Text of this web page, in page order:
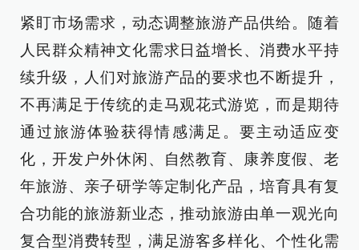
紧盯市场需求，动态调整旅游产品供给。随着
人民群众精神文化需求日益增长、消费水平持
续升级，人们对旅游产品的要求也不断提升，
不再满足于传统的走马观花式游览，而是期待
通过旅游体验获得情感满足。要主动适应变
化，开发户外休闲、自然教育、康养度假、老
年旅游、亲子研学等定制化产品，培育具有复
合功能的旅游新业态，推动旅游由单一观光向
复合型消费转型，满足游客多样化、个性化需